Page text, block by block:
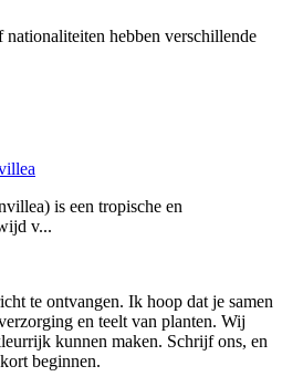
nationaliteiten hebben verschillende
is een tropische en
v...
te ontvangen. Ik hoop dat je samen
en teelt van planten. Wij
kunnen maken. Schrijf ons, en
beginnen.